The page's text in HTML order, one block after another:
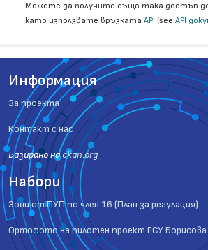
Можете да получите също така достъп
като използвате връзката API (see API
Информация
За проекта
Контакт с нас
Базиранo наckan.org
Набори
Зони от ПУП по член 16 (План за регулация)
Ортофото на пилотен проект ЕСУ Борисова